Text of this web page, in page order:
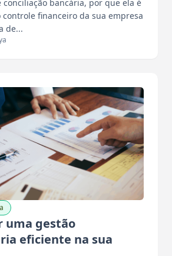
conciliação bancária, por que ela é
controle financeiro da sua empresa
de...
uma gestão
eficiente na sua